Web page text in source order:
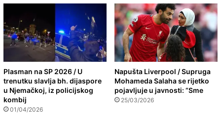
Plasman na SP 2026 / U
trenutku slavlja bh. dijaspore
u Njemačkoj, iz policijskog
kombij
01/04/2026
Napušta Liverpool / Supruga
Mohameda Salaha se rijetko
pojavljuje u javnosti: “Sme
25/03/2026